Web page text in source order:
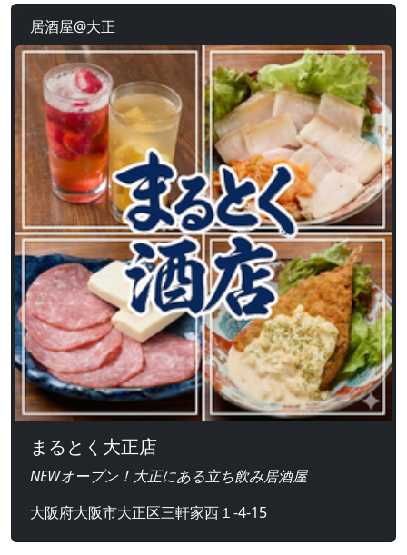
居酒屋@大正
まるとく大正店
NEWオープン！大正にある立ち飲み居酒屋
大阪府大阪市大正区三軒家西１-4-15